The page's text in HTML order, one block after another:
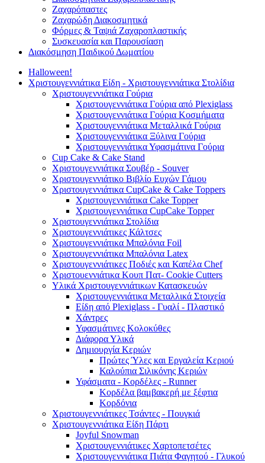
Ζαχαρόπαστες
Ζαχαρώδη Διακοσμητικά
Φόρμες & Ταψιά Ζαχαροπλαστικής
Συσκευασία και Παρουσίαση
Διακόσμηση Παιδικού Δωματίου
Halloween!
Χριστουγεννιάτικα Είδη - Χριστουγεννιάτικα Στολίδια
Χριστουγεννιάτικα Γούρια
Χριστουγεννιάτικα Γούρια από Plexiglass
Χριστουγεννιάτικα Γούρια Κοσμήματα
Χριστουγεννιάτικα Μεταλλικά Γούρια
Χριστουγεννιάτικα Ξύλινα Γούρια
Χριστουγεννιάτικα Υφασμάτινα Γούρια
Cup Cake & Cake Stand
Χριστουγεννιάτικα Σουβέρ - Souver
Χριστουγεννιάτικο Βιβλίο Ευχών Γάμου
Χριστουγεννιάτικα CupCake & Cake Toppers
Χριστουγεννιάτικα Cake Topper
Χριστουγεννιάτικα CupCake Topper
Χριστουγεννιάτικα Στολίδια
Χριστουγεννιάτικες Κάλτσες
Χριστουγεννιάτικα Μπαλόνια Foil
Χριστουγεννιάτικα Μπαλόνια Latex
Χριστουγεννιάτικες Ποδιές και Καπέλα Chef
Χριστουεννιάτικα Κουπ Πατ- Cookie Cutters
Υλικά Χριστουγεννιάτικων Κατασκευών
Χριστουγεννιάτικα Μεταλλικά Στοιχεία
Είδη από Plexiglass - Γυαλί - Πλαστικό
Χάντρες
Υφασμάτινες Κολοκύθες
Διάφορα Υλικά
Δημιουργία Κεριών
Πρώτες Ύλες και Εργαλεία Κεριού
Καλούπια Σιλικόνης Κεριών
Υφάσματα - Κορδέλες - Runner
Κορδέλα βαμβακερή με ξέφτια
Κορδόνια
Χριστουγεννιάτικες Τσάντες - Πουγκιά
Χριστουγεννιάτικα Είδη Πάρτι
Joyful Snowman
Χριστουγεννιάτικες Χαρτοπετσέτες
Χριστουγεννιάτικα Πιάτα Φαγητού - Γλυκού